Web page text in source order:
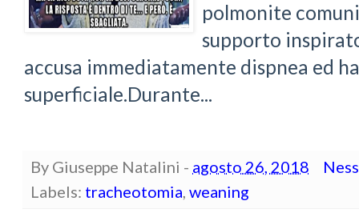
polmonite
supporto
accusa immediatamente dispnea ed
superficiale.Durante...
By Giuseppe Natalini - agosto 26, 2018
Labels: tracheotomia, weaning